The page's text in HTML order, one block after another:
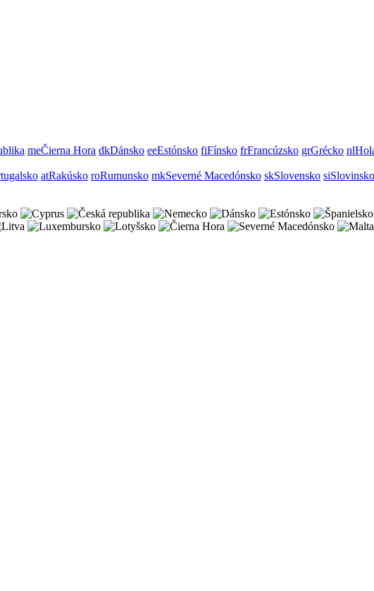
meČierna Hora dkDánsko eeEstónsko fiFínsko frFrancúzsko grGrécko nl
atRakúsko roRumunsko mkSeverné Macedónsko skSlovensko siSlovinsko